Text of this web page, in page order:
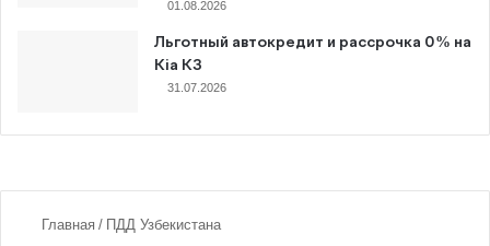
01.08.2026
Льготный автокредит и рассрочка 0% на
Kia K3
31.07.2026